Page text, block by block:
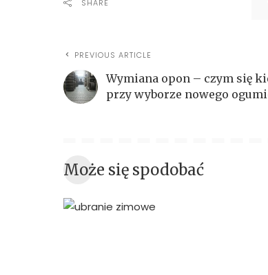
SHARE
PREVIOUS ARTICLE
Wymiana opon – czym się
przy wyborze nowego
Może się spodobać